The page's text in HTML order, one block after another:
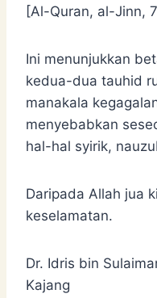
[Al-Quran, al-Jinn,
Ini menunjukkan
kedua-dua tauhid
manakala
menyebabkan
hal-hal syirik,
Daripada Allah jua
keselamatan.
Dr. Idris bin
Kajang